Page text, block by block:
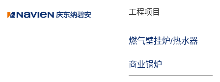
工程项目
燃气壁挂炉/热水器
商业锅炉
品牌故事